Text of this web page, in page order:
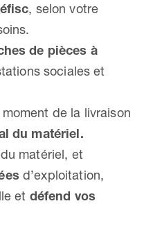
, selon votre
de pièces à
sociales et
de la livraison
du matériel.
matériel, et
d’exploitation,
et défend vos